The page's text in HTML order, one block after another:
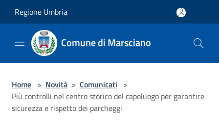
Regione Umbria
Comune di Marsciano
Home > Novità > Comunicati >
Più controlli nel centro storico del capoluogo per garantire
sicurezza e rispetto dei parcheggi